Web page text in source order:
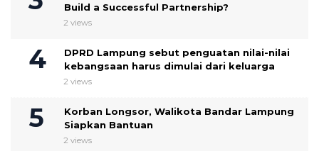
Build a Successful Partnership?
2 views
DPRD Lampung sebut penguatan nilai-nilai
kebangsaan harus dimulai dari keluarga
2 views
Korban Longsor, Walikota Bandar Lampung
Siapkan Bantuan
2 views